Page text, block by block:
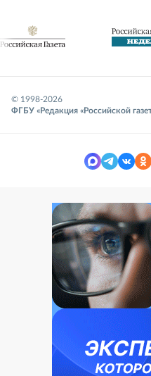
© 1998-2026
ФГБУ «Редакция «Российской